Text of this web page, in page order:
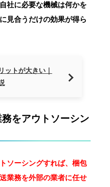
自社に必要な機械は何かを
見合うだけの効果が得ら
ットが大きい｜
をアウトソーシン
ソーシングすれば、梱包
業務を外部の業者に任せ